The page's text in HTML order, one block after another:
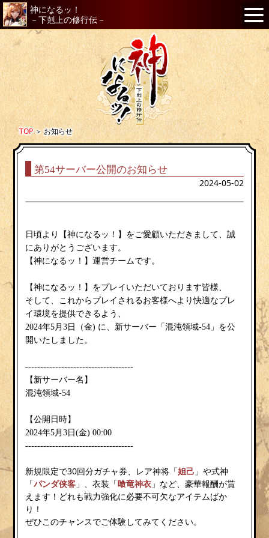
神になるッ！
－下剋上の修行伝－
TOP＞お知らせ
第54サーバー公開のお知らせ
2024-05-02
日頃より【神になるッ！】をご愛顧いただきまして、誠
にありがとうございます。
【神になるッ！】運営チームです。
【神になるッ！】をプレイいただいております皆様、
そして、これからプレイされるお客様へより快適なプレ
イ環境を提供できるよう、
2024年5月3日（金) に、新サーバー「混沌領域-54」を公
開いたしました。
------------------------------------
【新サーバー名】
混沌領域-54
【公開日時】
2024年5月3日(金) 00:00
------------------------------------
新規限定で30回分ガチャ券、レア神将「妲己 」や式神
「パンダ侠客 」、衣装「喰竜神衣 」など、豪華報酬が貰
えます！どれも戦力強化に必要不可欠なアイテムばか
り！
ぜひこのチャンスでご体験してみてください。